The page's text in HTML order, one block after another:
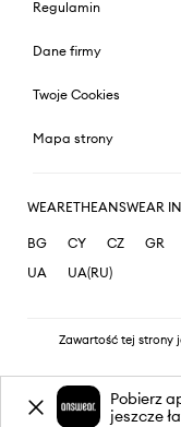
Regulamin
Dane firmy
Twoje Cookies
Mapa strony
WEARETHEANSWEAR
BG CY CZ GR
UA
UA(RU)
Zawartość tej strony
Pobierz
jeszcze